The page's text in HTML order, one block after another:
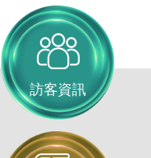
訪客資訊